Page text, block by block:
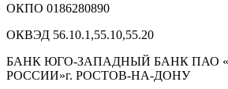
ОКПО 0186280890
ОКВЭД 56.10.1,55.10,55.20
БАНК ЮГО-ЗАПАДНЫЙ БАНК ПАО
РОССИИ»г. РОСТОВ-НА-ДОНУ